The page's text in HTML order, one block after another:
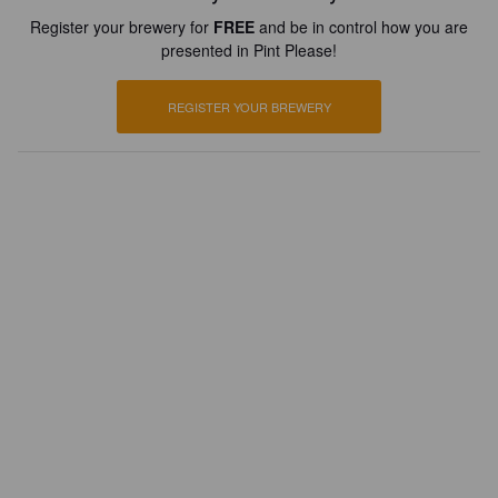
Register your brewery for FREE and be in control how you are
presented in Pint Please!
REGISTER YOUR BREWERY